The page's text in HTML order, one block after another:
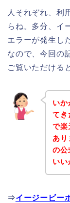
人それぞれ、利
らね。多分、イ
エラーが発生し
なので、今回の
ご覧いただける
いか
てき
で楽
あり
の公
いい
⇒イージービー